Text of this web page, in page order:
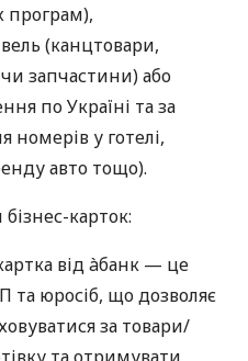
програм),
(канцтовари,
запчастини) або
по Україні та за
у готелі,
авто тощо).
карток:
від àбанк — це
та юросіб, що дозволяє
за товари/